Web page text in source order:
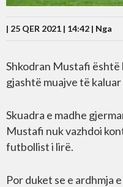
| 25 QER 2021 | 14:42 | Nga
Shkodran Mustafi është
gjashtë muajve të kaluar
Skuadra e madhe
Mustafi nuk vazhdoi
futbollist i lirë.
Por duket se e ardhmja